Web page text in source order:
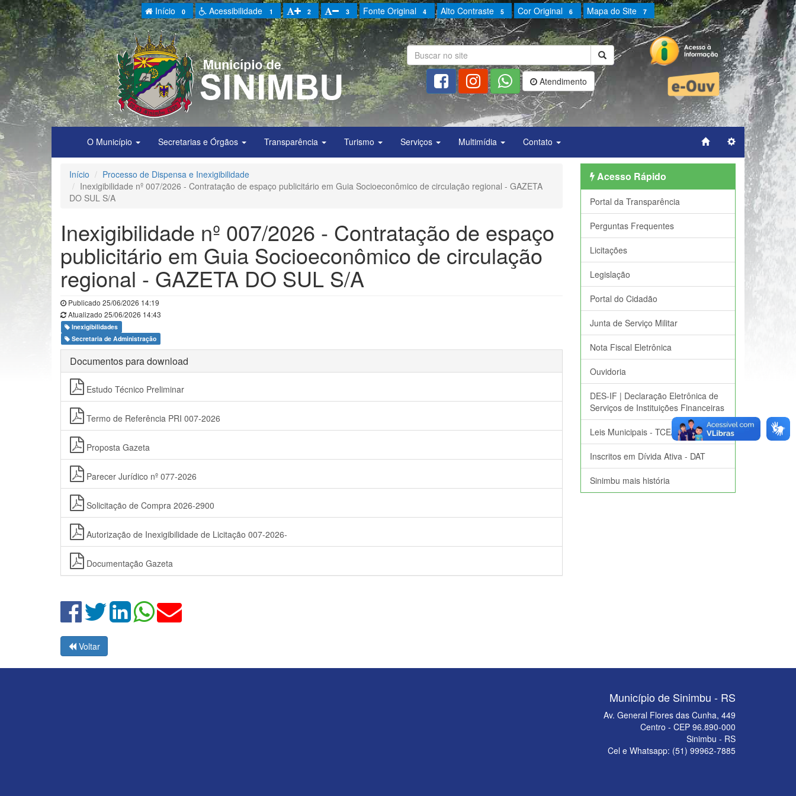
Início 0 Acessibilidade 1 2 3 Fonte Original 4 Alto Contraste 5 Cor Original 6 Mapa do Site 7
Atendimento
O Município Secretarias e Órgãos Transparência Turismo Serviços Multimídia Contato
Início
Processo de Dispensa e Inexigibilidade
Inexigibilidade nº 007/2026 - Contratação de espaço publicitário em Guia Socioeconômico de circulação regional - GAZETA
DO SUL S/A
Inexigibilidade nº 007/2026 - Contratação de espaço
publicitário em Guia Socioeconômico de circulação
regional - GAZETA DO SUL S/A
Publicado 25/06/2026 14:19
Atualizado 25/06/2026 14:43
Inexigibilidades
Secretaria de Administração
Documentos para download
Estudo Técnico Preliminar
Termo de Referência PRI 007-2026
Proposta Gazeta
Parecer Jurídico nº 077-2026
Solicitação de Compra 2026-2900
Autorização de Inexigibilidade de Licitação 007-2026-
Documentação Gazeta
Voltar
Acesso Rápido
Portal da Transparência
Perguntas Frequentes
Licitações
Legislação
Portal do Cidadão
Junta de Serviço Militar
Nota Fiscal Eletrônica
Ouvidoria
DES-IF | Declaração Eletrônica de
Serviços de Instituições Financeiras
Leis Municipais - TCE/RS
Inscritos em Dívida Ativa - DAT
Sinimbu mais história
Município de Sinimbu - RS
Av. General Flores das Cunha, 449
Centro - CEP 96.890-000
Sinimbu - RS
Cel e Whatsapp: (51) 99962-7885